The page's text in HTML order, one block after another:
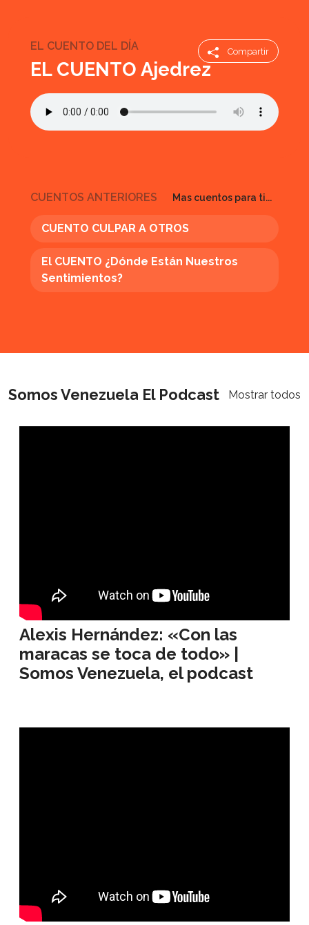
EL CUENTO DEL DÍA
EL CUENTO Ajedrez
Compartir
CUENTOS ANTERIORES
CUENTO CULPAR A OTROS
El CUENTO ¿Dónde Están Nuestros
Sentimientos?
Mas cuentos para ti...
Somos Venezuela El Podcast Mostrar todos
Alexis Hernández: «Con las
maracas se toca de todo» |
Somos Venezuela, el podcast